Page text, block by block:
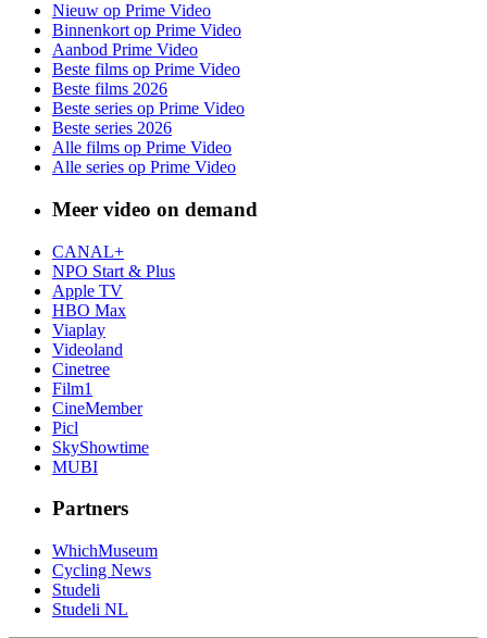
Nieuw op Prime Video
Binnenkort op Prime Video
Aanbod Prime Video
Beste films op Prime Video
Beste films 2026
Beste series op Prime Video
Beste series 2026
Alle films op Prime Video
Alle series op Prime Video
Meer video on demand
CANAL+
NPO Start & Plus
Apple TV
HBO Max
Viaplay
Videoland
Cinetree
Film1
CineMember
Picl
SkyShowtime
MUBI
Partners
WhichMuseum
Cycling News
Studeli
Studeli NL